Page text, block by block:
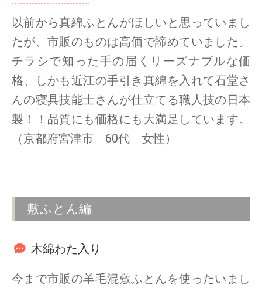
以前から真綿ふとんがほしいと思っていまし
たが、市販のものは高価で諦めていました。
チラシで知った手の届くリーズナブルな価
格、しかも近江の手引き真綿を入れて石堂さ
んの寝具技能士さんが仕立てる職人技の日本
製！！品質にも価格にも大満足しています。
（京都府宮津市 60代 女性）
敷ふとん編
木綿わた入り
今まで市販の羊毛混敷ふとんを使ったいまし